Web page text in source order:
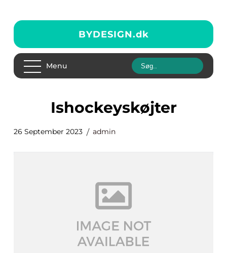
BYDESIGN.dk
Menu
ishockeyskøjter
26 September 2023 admin